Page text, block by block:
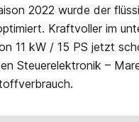
2022 wurde der
Kraftvoller im
11 kW / 15 PS jetzt
Steuerelektronik –